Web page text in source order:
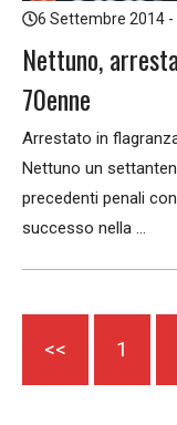
6 Settembre 2014 -
Nettuno,
70enne
Arrestato in
Nettuno un
precedenti penali
successo nella ...
<< 1